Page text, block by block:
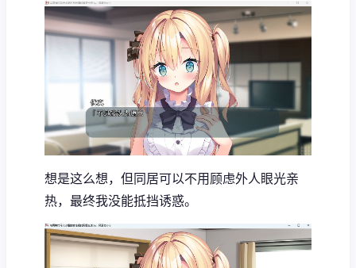
想是这么想，但同居可以不用顾虑外人眼光亲
热，最终我没能抵挡诱惑。